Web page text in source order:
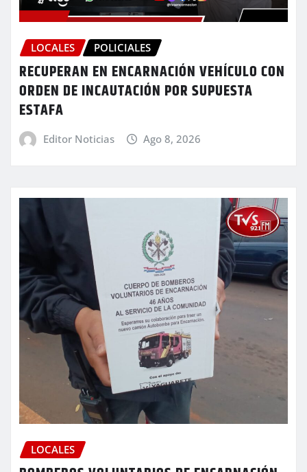
LOCALES POLICIALES
RECUPERAN EN ENCARNACIÓN VEHÍCULO CON
ORDEN DE INCAUTACIÓN POR SUPUESTA
ESTAFA
Editor Noticias Ago 8, 2026
LOCALES